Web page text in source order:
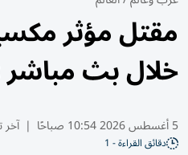
مقتل مؤثر
خلال بث مباشر
5 أغسطس 2026 10:54 صباحًا |
دقائق القراءة - 1